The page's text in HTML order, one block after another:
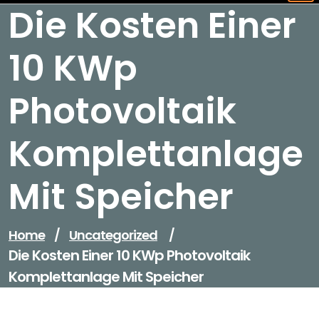
Die Kosten Einer
10 KWp
Photovoltaik
Komplettanlage
Mit Speicher
Home / Uncategorized /
Die Kosten Einer 10 KWp Photovoltaik
Komplettanlage Mit Speicher